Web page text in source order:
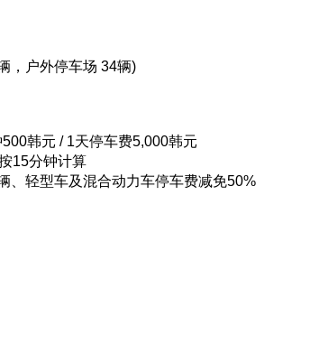
，户外停车场 34辆)
韩元 / 1天停车费5,000韩元
15分钟计算
、轻型车及混合动力车停车费减免50%